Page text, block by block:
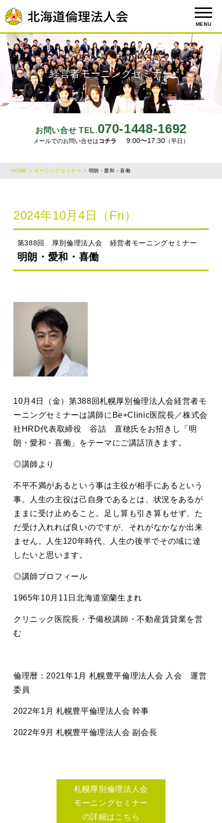
MENU
お問い合せ TEL.070-1448-1692
メールでのお問い合せはコチラ 9:00〜17:30 （平日）
経営者モーニングセミナー
HOME > モーニングセミナー > 明朗・愛和・喜働
2024年10月4日（Fri）
第388回 厚別倫理法人会 経営者モーニングセミナー
明朗・愛和・喜働
10月4日（金）第388回札幌厚別倫理法人会経営者モ
ーニングセミナーは講師にBe+Clinic医院長／株式会
社HRD代表取締役 谷詰 直穂氏をお招きし「明
朗・愛和・喜働 」をテーマにご講話頂きます。
◎講師より
不平不満があるという事は主役が相手にあるという
事。人生の主役は己自身であるとは、状況をあるが
ままに受け止めること。足し算も引き算もせず、た
だ受け入れれば良いのですが、それがなかなか出来
ません。人生120年時代、人生の後半でその域に達
したいと思います。
◎講師プロフィール
1965年10月11日北海道室蘭生まれ
クリニック医院長・予備校講師・不動産賃貸業を営
む
倫理暦：2021年1月 札幌豊平倫理法人会 入会 運営
委員
2022年1月 札幌豊平倫理法人会 幹事
2022年9月 札幌豊平倫理法人会 副会長
札幌厚別倫理法人会
モーニングセミナー
の詳細はこちら